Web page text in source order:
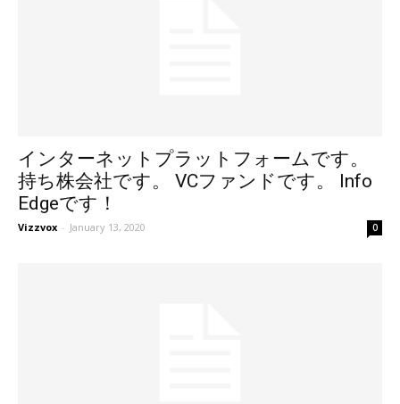
インターネットプラットフォームです。
持ち株会社です。 VCファンドです。 Info
Edgeです！
Vizzvox - January 13, 2020 0